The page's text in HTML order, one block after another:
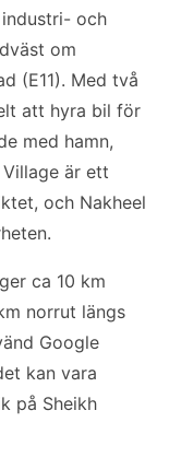
och
om
(E11). Med två
att hyra bil för
med hamn,
är ett
och Nakheel
ca 10 km
norrut längs
Google
kan vara
på Sheikh